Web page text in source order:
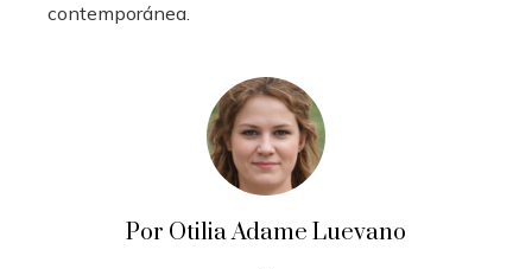
contemporánea.
Por Otilia Adame Luevano